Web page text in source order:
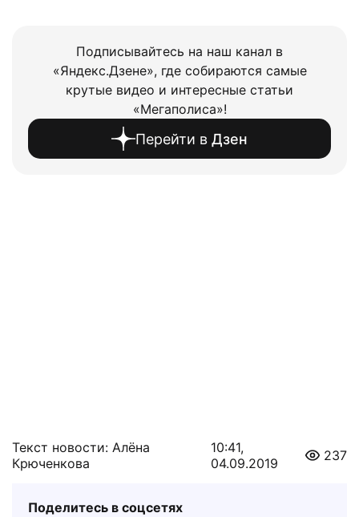
Подписывайтесь на наш канал в
«Яндекс.Дзене», где собираются самые
крутые видео и интересные статьи
«Мегаполиса»!
Перейти в Дзен
Текст новости: Алёна
Крюченкова
10:41,
04.09.2019
237
Поделитесь в соцсетях